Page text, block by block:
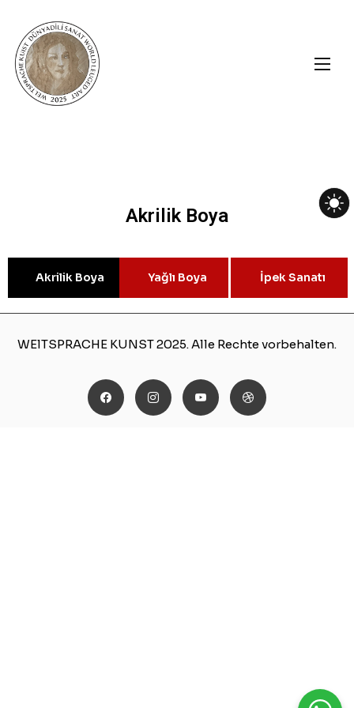
Akrilik Boya
Akrilik Boya Yağlı Boya İpek Sanatı
WElTSPRACHE KUNST 2025.Alle Rechte vorbehalten.